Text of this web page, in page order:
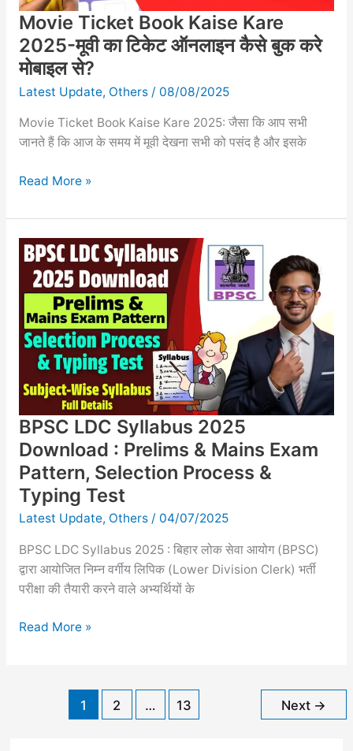
Movie Ticket Book Kaise Kare
2025-मूवी का टिकेट ऑनलाइन कैसे बुक करे
मोबाइल से?
Latest Update, Others/ 08/08/2025
Movie Ticket Book Kaise Kare 2025: जैसा कि आप सभी
जानते हैं कि आज के समय में मूवी देखना सभी को पसंद है और इसके
कैसे
बुक
करे
मोबाइल
से?
Read More »
BPSC LDC Syllabus 2025
Download : Prelims & Mains Exam
Pattern, Selection Process &
Typing Test
Latest Update, Others/ 04/07/2025
BPSC LDC Syllabus 2025 : बिहार लोक सेवा आयोग (BPSC)
द्वारा आयोजित निम्न वर्गीय लिपिक (Lower Division Clerk) भर्ती
परीक्षा की तैयारी करने वाले अभ्यर्थियों के
LDC
Syllabus
2025
Download
Prelims
Mains
Pattern,
Selection
Process
&
Typing
Test
Read More »
1 2 … 13 Next →